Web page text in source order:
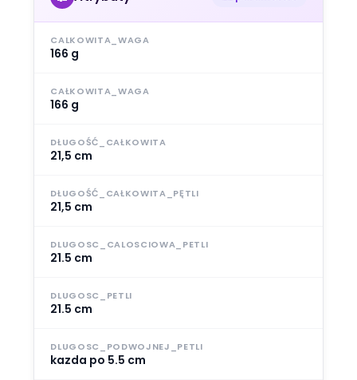
CALKOWITA_WAGA
166 g
CAŁKOWITA_WAGA
166 g
DŁUGOŚĆ_CAŁKOWITA
21,5 cm
DŁUGOŚĆ_CAŁKOWITA_PĘTLI
21,5 cm
DLUGOSC_CALOSCIOWA_PETLI
21.5 cm
DLUGOSC_PETLI
21.5 cm
DLUGOSC_PODWOJNEJ_PETLI
kazda po 5.5 cm